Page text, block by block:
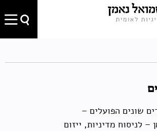
שונים הפועלים –
לניסוח מדיניות, ייזום